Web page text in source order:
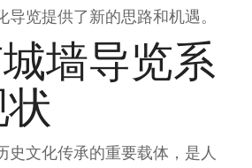
览提供了新的思路和机遇。
墙导览系
史文化传承的重要载体，是人